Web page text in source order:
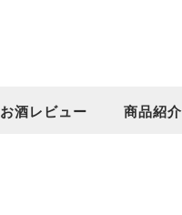
お酒レビュー 商品紹介